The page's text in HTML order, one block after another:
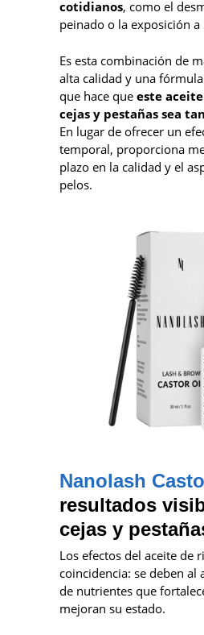
cotidianos, como el
peinado o la exposición a
Es esta combinación de
alta calidad y una
que hace que este
cejas y pestañas sea
En lugar de ofrecer un
temporal, proporciona
plazo en la calidad y el
pelos.
Nanolash
resultados
cejas y
Los efectos del aceite de
coincidencia: se deben al
de nutrientes que
mejoran su estado.